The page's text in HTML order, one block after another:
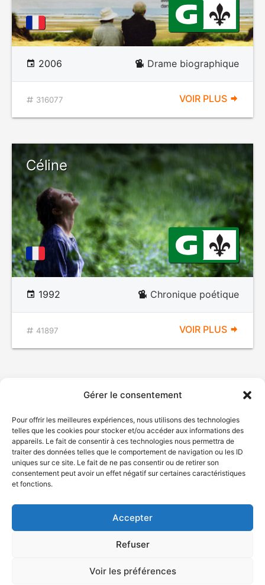
Gérer le consentement
Pour offrir les meilleures expériences, nous utilisons des technologies
telles que les cookies pour stocker et/ou accéder aux informations des
appareils. Le fait de consentir à ces technologies nous permettra de
traiter des données telles que le comportement de navigation ou les ID
uniques sur ce site. Le fait de ne pas consentir ou de retirer son
consentement peut avoir un effet négatif sur certaines caractéristiques
et fonctions.
Accepter
Refuser
Voir les préférences
2006 Drame biographique
316077 VOIR PLUS
Céline
1992 Chronique poétique
41897 VOIR PLUS
© Gouvernement du Québec, 2026
Plan du site
Accessibilité
Accès à l'information
Déclaration de services